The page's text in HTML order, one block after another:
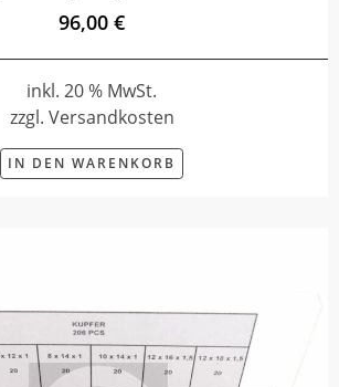
96,00 €
inkl. 20 % MwSt.
zzgl. Versandkosten
IN DEN WARENKORB